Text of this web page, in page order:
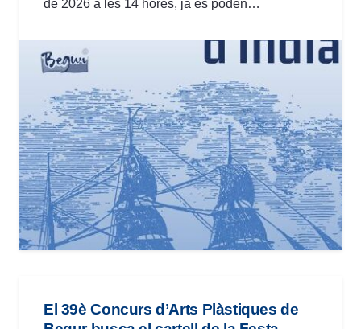
de 2026 a les 14 hores, ja es poden…
El 39è Concurs d’Arts Plàstiques de